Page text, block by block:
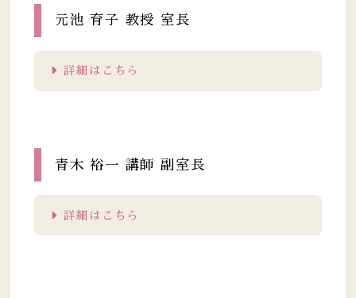
元池 育子 教授 室長
詳細はこちら
青木 裕一 講師 副室長
詳細はこちら